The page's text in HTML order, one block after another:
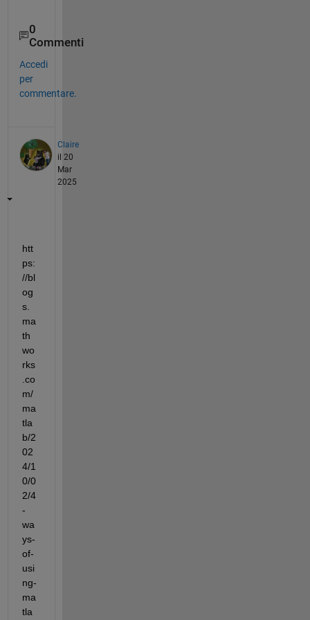
0
Commenti
Accedi
per
commentare.
Claire
il 20
Mar
2025
htt
ps:
//bl
og
s.
ma
th
wo
rks
.co
m/
ma
tla
b/2
02
4/1
0/0
2/4
-
wa
ys-
of-
usi
ng-
ma
tla